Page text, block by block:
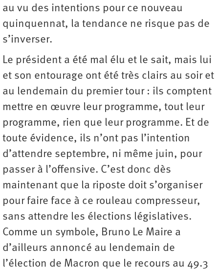
au vu des intentions pour ce nouveau
quinquennat, la tendance ne risque pas de
s’inverser.
Le président a été mal élu et le sait, mais lui
et son entourage ont été très clairs au soir et
au lendemain du premier tour : ils comptent
mettre en œuvre leur programme, tout leur
programme, rien que leur programme. Et de
toute évidence, ils n’ont pas l’intention
d’attendre septembre, ni même juin, pour
passer à l’offensive. C’est donc dès
maintenant que la riposte doit s’organiser
pour faire face à ce rouleau compresseur,
sans attendre les élections législatives.
Comme un symbole, Bruno Le Maire a
d’ailleurs annoncé au lendemain de
l’élection de Macron que le recours au 49.3